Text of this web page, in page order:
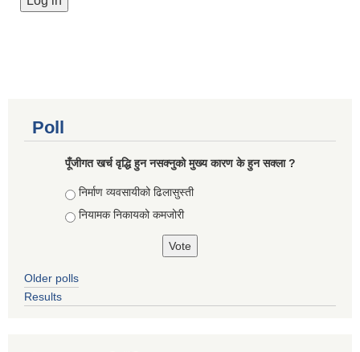
Poll
पूँजीगत खर्च वृद्धि हुन नसक्नुको मुख्य कारण के हुन सक्ला ?
Choices
निर्माण व्यवसायीको ढिलासुस्ती
नियामक निकायको कमजोरी
Older polls
Results